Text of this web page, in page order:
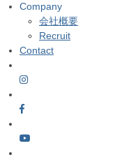
Company
会社概要
Recruit
Contact